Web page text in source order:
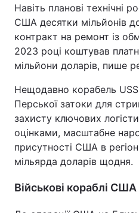
Навіть планові технічні
США десятки мільйонів
контракт на ремонт із
2023 році коштував
мільйони доларів, пише
Нещодавно корабель
Перської затоки для
захисту ключових
оцінками, масштабне
присутності США в
мільярда доларів щодня.
Військові кораблі США